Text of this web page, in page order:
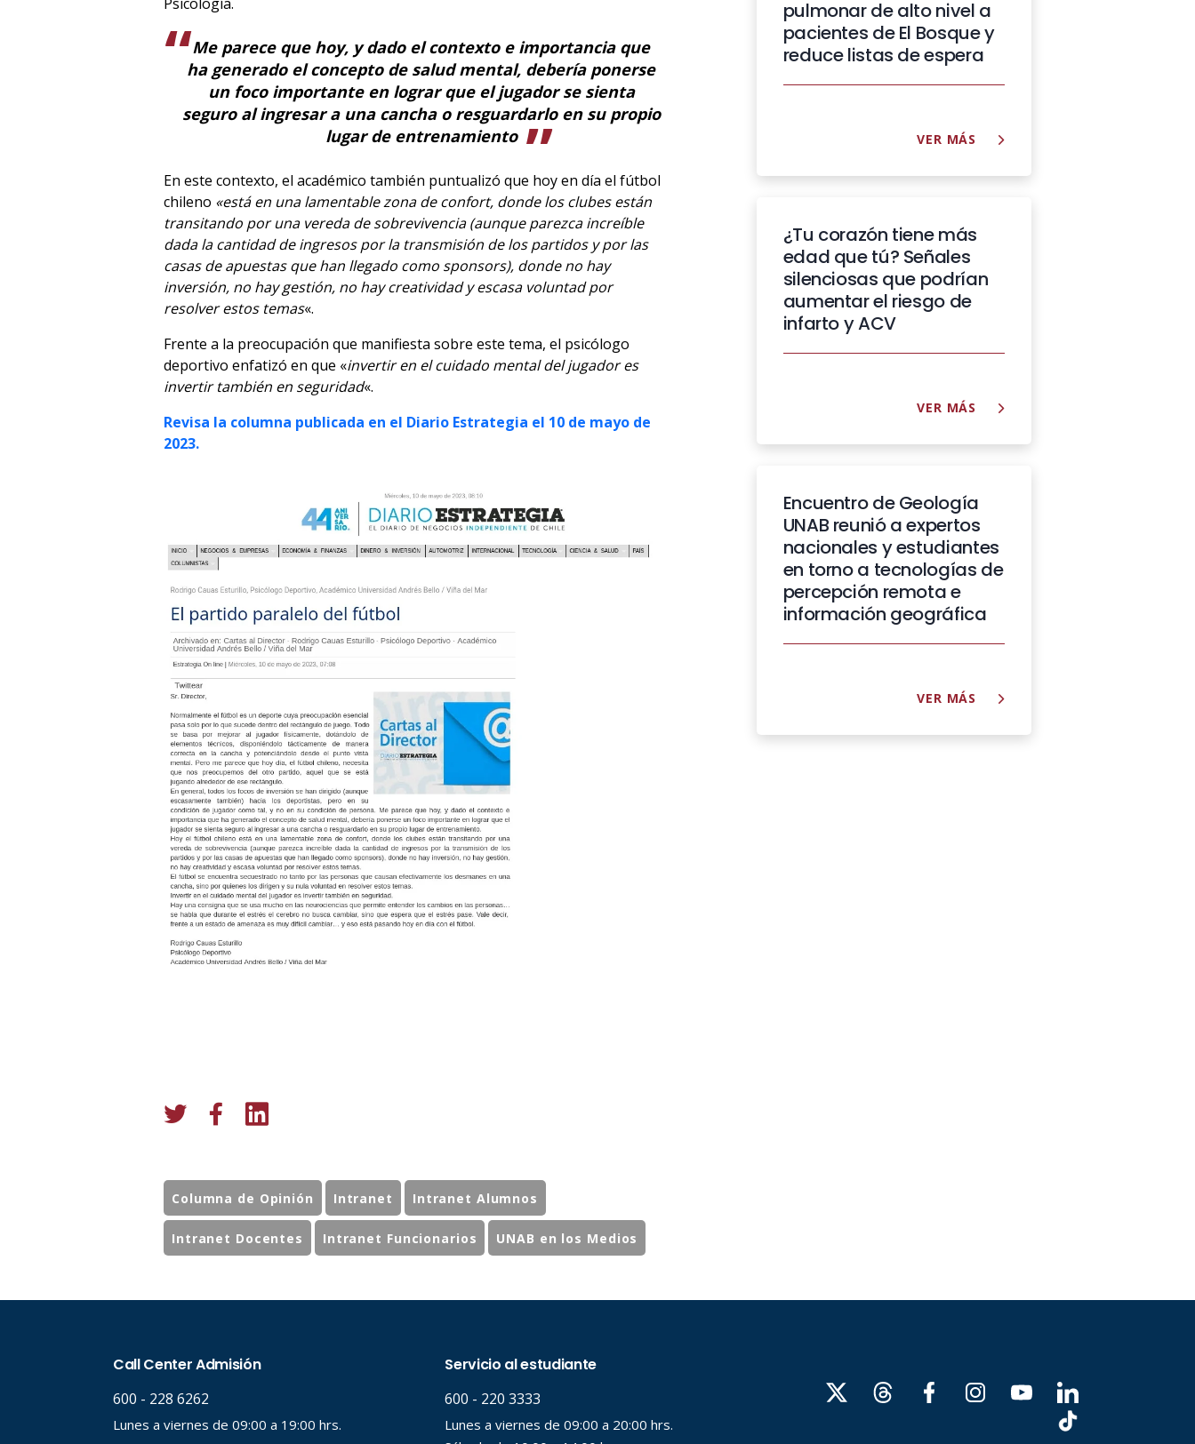
Me parece que hoy, y dado el contexto e importancia que
ha generado el concepto de salud mental, debería ponerse
un foco importante en lograr que el jugador se sienta
seguro al ingresar a una cancha o resguardarlo en su propio
lugar de entrenamiento
En este contexto, el académico también puntualizó que hoy en día el fútbol
chileno «está en una lamentable zona de confort, donde los clubes están
transitando por una vereda de sobrevivencia (aunque parezca increíble
dada la cantidad de ingresos por la transmisión de los partidos y por las
casas de apuestas que han llegado como sponsors), donde no hay
inversión, no hay gestión, no hay creatividad y escasa voluntad por
resolver estos temas«.
Frente a la preocupación que manifiesta sobre este tema, el psicólogo
deportivo enfatizó en que «invertir en el cuidado mental del jugador es
invertir también en seguridad«.
Revisa la columna publicada en el Diario Estrategia el 10 de mayo de
2023.
Columna de Opinión Intranet Intranet Alumnos
Intranet Docentes Intranet Funcionarios UNAB en los Medios
pulmonar de alto nivel a
pacientes de El Bosque y
reduce listas de espera
VER MÁS
¿Tu corazón tiene más
edad que tú? Señales
silenciosas que podrían
aumentar el riesgo de
infarto y ACV
VER MÁS
Encuentro de Geología
UNAB reunió a expertos
nacionales y estudiantes
en torno a tecnologías de
percepción remota e
información geográfica
VER MÁS